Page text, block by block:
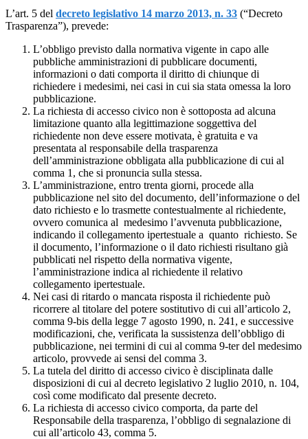
L’art. 5 del decreto legislativo 14 marzo 2013, n. 33 (“Decreto
Trasparenza”), prevede:
L’obbligo previsto dalla normativa vigente in capo alle
pubbliche amministrazioni di pubblicare documenti,
informazioni o dati comporta il diritto di chiunque di
richiedere i medesimi, nei casi in cui sia stata omessa la loro
pubblicazione.
La richiesta di accesso civico non è sottoposta ad alcuna
limitazione quanto alla legittimazione soggettiva del
richiedente non deve essere motivata, è gratuita e va
presentata al responsabile della trasparenza
dell’amministrazione obbligata alla pubblicazione di cui al
comma 1, che si pronuncia sulla stessa.
L’amministrazione, entro trenta giorni, procede alla
pubblicazione nel sito del documento, dell’informazione o del
dato richiesto e lo trasmette contestualmente al richiedente,
ovvero comunica al medesimo l’avvenuta pubblicazione,
indicando il collegamento ipertestuale a quanto richiesto. Se
il documento, l’informazione o il dato richiesti risultano già
pubblicati nel rispetto della normativa vigente,
l’amministrazione indica al richiedente il relativo
collegamento ipertestuale.
Nei casi di ritardo o mancata risposta il richiedente può
ricorrere al titolare del potere sostitutivo di cui all’articolo 2,
comma 9-bis della legge 7 agosto 1990, n. 241, e successive
modificazioni, che, verificata la sussistenza dell’obbligo di
pubblicazione, nei termini di cui al comma 9-ter del medesimo
articolo, provvede ai sensi del comma 3.
La tutela del diritto di accesso civico è disciplinata dalle
disposizioni di cui al decreto legislativo 2 luglio 2010, n. 104,
così come modificato dal presente decreto.
La richiesta di accesso civico comporta, da parte del
Responsabile della trasparenza, l’obbligo di segnalazione di
cui all’articolo 43, comma 5.